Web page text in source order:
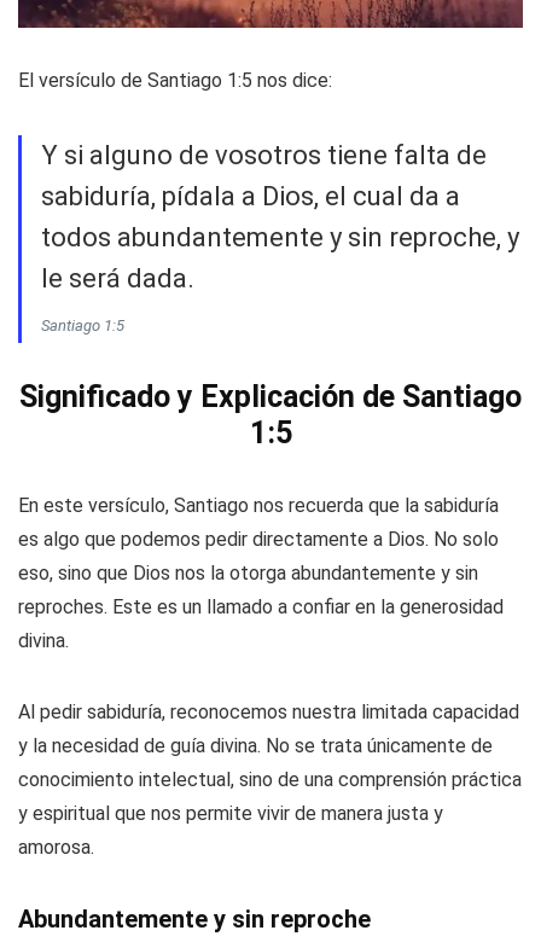
El versículo de Santiago 1:5 nos dice:
Y si alguno de vosotros tiene falta de
sabiduría, pídala a Dios, el cual da a
todos abundantemente y sin reproche, y
le será dada.
Santiago 1:5
Significado y Explicación de Santiago
1:5
En este versículo, Santiago nos recuerda que la sabiduría
es algo que podemos pedir directamente a Dios. No solo
eso, sino que Dios nos la otorga abundantemente y sin
reproches. Este es un llamado a confiar en la generosidad
divina.
Al pedir sabiduría, reconocemos nuestra limitada capacidad
y la necesidad de guía divina. No se trata únicamente de
conocimiento intelectual, sino de una comprensión práctica
y espiritual que nos permite vivir de manera justa y
amorosa.
Abundantemente y sin reproche